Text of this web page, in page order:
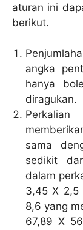
aturan ini
berikut.
angka
hanya
diragukan.
sama
sedikit
dalam
3,45 X 2,5
8,6 yang
67,89 X